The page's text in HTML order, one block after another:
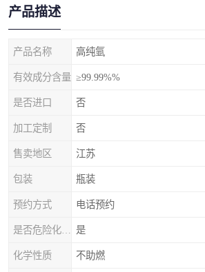
产品描述
产品名称 高纯氩
有效成分含量 ≥99.99%%
是否进口 否
加工定制 否
售卖地区 江苏
包装 瓶装
预约方式 电话预约
是
化学性质 不助燃